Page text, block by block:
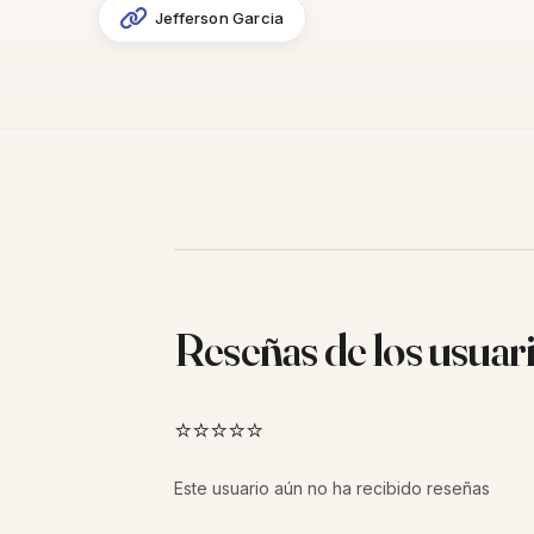
Jefferson Garcia
Reseñas de los
⭐⭐⭐⭐⭐
Este usuario aún no ha recibido reseñas